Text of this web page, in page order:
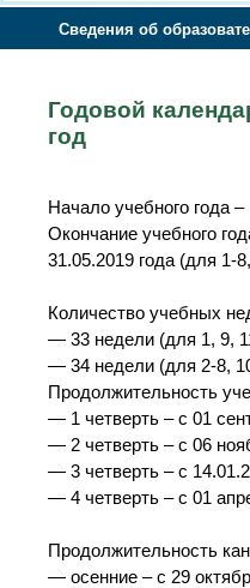
Сведения об
Годовой
год
Начало учебного года
Окончание учебного
31.05.2019 года (для 1-
Количество учебных
— 33 недели (для 1, 9,
— 34 недели (для 2-8,
Продолжительность
— 1 четверть – с 01
— 2 четверть – с 06
— 3 четверть – с
— 4 четверть – с 01
Продолжительность
— осенние – с 29